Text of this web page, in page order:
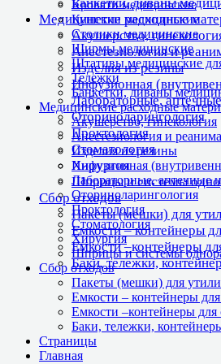
Медицинские расходные
Акушерство,
Анестезиология и
Изделия из резины
Инфузионная
Лабораторные,
Оториноларингология
Проктология
Стоматология
Хирургия
Шприцы и системы
Сбор отходов
Пакеты (мешки) для
Емкости – контейнеры
Емкости –контейнеры
Баки, тележки,
Кровати медицинские
Кушетки медицинские
Столики медицинские
Ширмы медицинские
Штативы медицинские
Тележки
Банкетки, диваны
Медицинские расходные
Акушерство, гинекология
Анестезиология и
Изделия из резины
Инфузионная
Лабораторные, аптечные
Оториноларингология
Проктология
Стоматология
Хирургия
Шприцы и системы
Сбор отходов
Пакеты (мешки) для
Емкости – контейнеры
Емкости –контейнеры для
Баки, тележки,
Страницы
Главная